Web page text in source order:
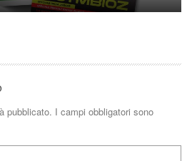
pubblicato. I campi obbligatori sono